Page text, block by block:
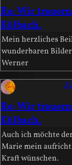
Re: Wir
Kölbach.
Mein herzliches
wunderbaren
Werner
Re: Wir
Kölbach.
Auch ich möchte
Marie mein
Kraft wünschen.